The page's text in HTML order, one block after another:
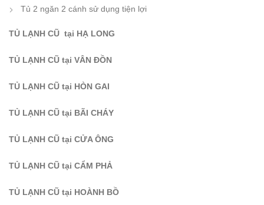
Tủ 2 ngăn 2 cánh sử dụng tiện lợi
TỦ LẠNH CŨ tại HẠ LONG
TỦ LẠNH CŨ tại VÂN ĐỒN
TỦ LẠNH CŨ tại HÒN GAI
TỦ LẠNH CŨ tại BÃI CHÁY
TỦ LẠNH CŨ tại CỬA ÔNG
TỦ LẠNH CŨ tại CẨM PHẢ
TỦ LẠNH CŨ tại HOÀNH BỒ